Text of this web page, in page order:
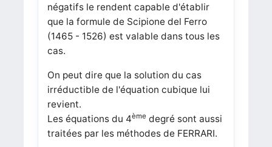
négatifs le rendent capable d'établir
que la formule de Scipione del Ferro
(1465 - 1526) est valable dans tous les
cas.
On peut dire que la solution du cas
irréductible de l'équation cubique lui
revient.
Les équations du 4ème degré sont aussi
traitées par les méthodes de FERRARI.